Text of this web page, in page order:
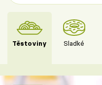
Těstoviny Sladké